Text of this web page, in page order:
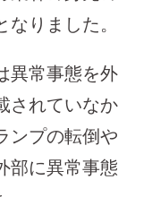
りました。
異常事態を外
されていなか
ンプの転倒や
部に異常事態